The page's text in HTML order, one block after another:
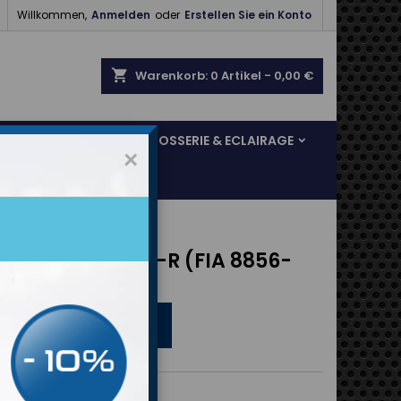
Willkommen, Anmelden oder Erstellen Sie ein Konto
shopping_cart Warenkorb: 0 Artikel - 0,00 €
CARROSSERIE & ECLAIRAGE
P1 PRO-R (FIA 8856-
APPROVED
×